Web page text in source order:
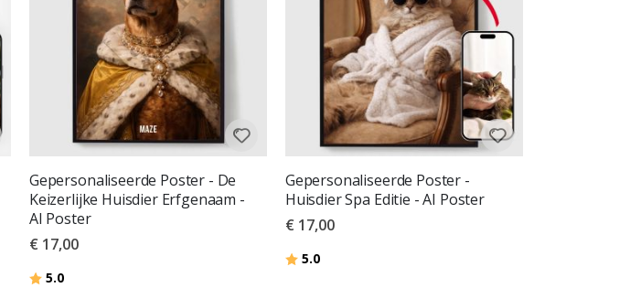
Gepersonaliseerde Poster - De
Keizerlijke Huisdier Erfgenaam -
AI Poster
€ 17,00
Beoordeling:
5.0uit 5 sterren
Gepersonaliseerde Poster -
Huisdier Spa Editie - AI Poster
€ 17,00
Beoordeling:
5.0uit 5 sterren